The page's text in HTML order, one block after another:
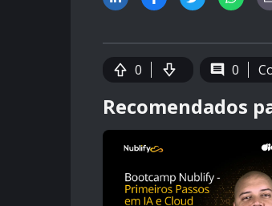
0 0
Recomendados